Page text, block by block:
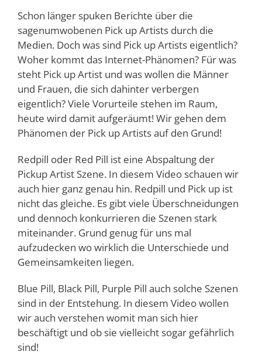
Schon länger spuken Berichte über die
sagenumwobenen Pick up Artists durch die
Medien. Doch was sind Pick up Artists eigentlich?
Woher kommt das Internet-Phänomen? Für was
steht Pick up Artist und was wollen die Männer
und Frauen, die sich dahinter verbergen
eigentlich? Viele Vorurteile stehen im Raum,
heute wird damit aufgeräumt! Wir gehen dem
Phänomen der Pick up Artists auf den Grund!
Redpill oder Red Pill ist eine Abspaltung der
Pickup Artist Szene. In diesem Video schauen wir
auch hier ganz genau hin. Redpill und Pick up ist
nicht das gleiche. Es gibt viele Überschneidungen
und dennoch konkurrieren die Szenen stark
miteinander. Grund genug für uns mal
aufzudecken wo wirklich die Unterschiede und
Gemeinsamkeiten liegen.
Blue Pill, Black Pill, Purple Pill auch solche Szenen
sind in der Entstehung. In diesem Video wollen
wir auch verstehen womit man sich hier
beschäftigt und ob sie vielleicht sogar gefährlich
sind!